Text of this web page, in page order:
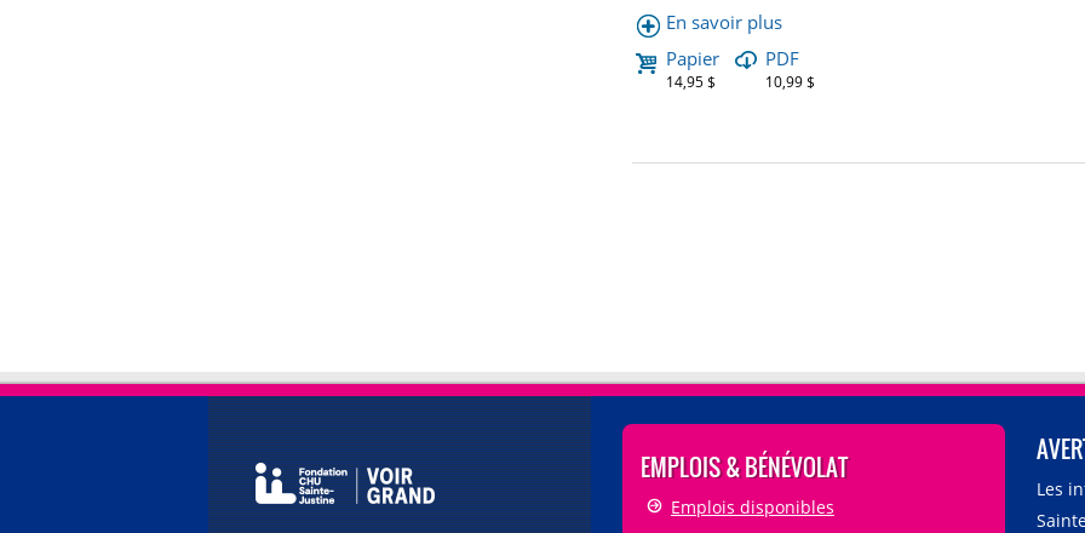
En savoir plus
Papier
14,95 $
PDF
10,99 $
EMPLOIS & BÉNÉVOLAT
Emplois disponibles
Les